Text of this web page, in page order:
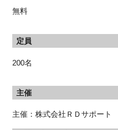
無料
定員
200名
主催
主催：株式会社ＲＤサポート